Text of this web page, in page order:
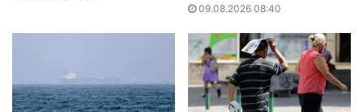
09.08.2026 08:40